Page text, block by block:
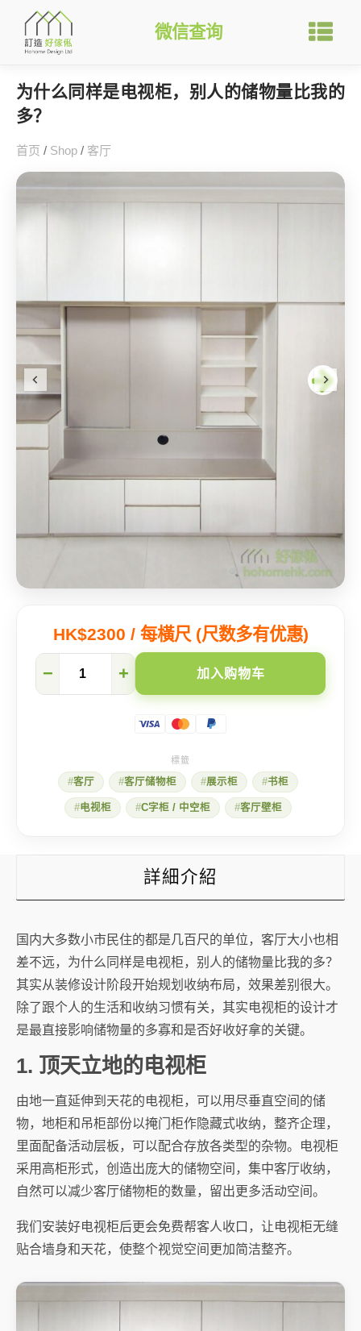
微信查询
为什么同样是电视柜，别人的储物量比我的
多？
首页 / Shop / 客厅
HK$2300 / 每橫尺 (尺数多有优惠)
么
我
数
量
− + 加入购物车
客厅 客厅储物柜 展示柜 书柜
电视柜 C字柜 / 中空柜 客厅壁柜
詳細介紹
国内大多数小市民住的都是几百尺的单位，客厅大小也相
差不远，为什么同样是电视柜，别人的储物量比我的多？
其实从装修设计阶段开始规划收纳布局，效果差别很大。
除了跟个人的生活和收纳习惯有关，其实电视柜的设计才
是最直接影响储物量的多寡和是否好收好拿的关键。
1. 顶天立地的电视柜
由地一直延伸到天花的电视柜，可以用尽垂直空间的储
物，地柜和吊柜部份以掩门柜作隐藏式收纳，整齐企理，
里面配备活动层板，可以配合存放各类型的杂物。电视柜
采用高柜形式，创造出庞大的储物空间，集中客厅收纳，
自然可以减少客厅储物柜的数量，留出更多活动空间。
我们安装好电视柜后更会免费帮客人收口，让电视柜无缝
贴合墙身和天花，使整个视觉空间更加简洁整齐。